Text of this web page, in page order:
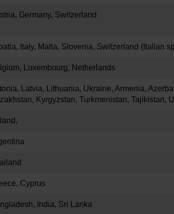
Germany, Switzerland
Italy, Malta, Slovenia, Switzerland (Italian
Luxembourg, Netherlands
Latvia, Lithuania, Ukraine, Armenia,
Kyrgyzstan, Turkmenistan, Tajikistan,
Cyprus
India, Sri Lanka